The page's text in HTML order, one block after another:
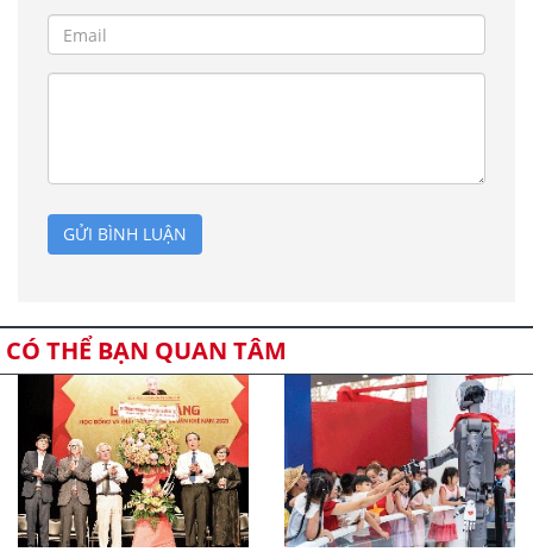
GỬI BÌNH LUẬN
CÓ THỂ BẠN QUAN TÂM